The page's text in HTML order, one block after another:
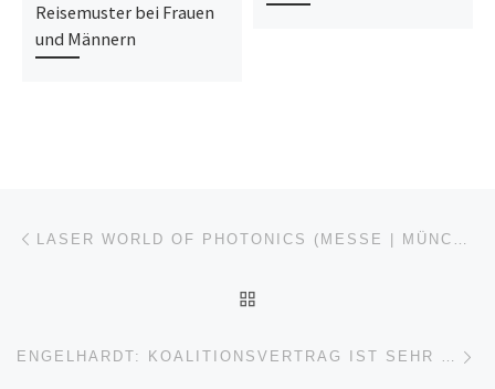
Reisemuster bei Frauen
und Männern
Beitragsnavigation
ENGELHARDT: KOALITIONSVERTRAG IST SEHR GUTE BASIS ZUR BEWÄLTIGUNG DER ZUKUNFTSAUFGABEN IM TRANSPORT- UND LOGISTIKGEWERBE